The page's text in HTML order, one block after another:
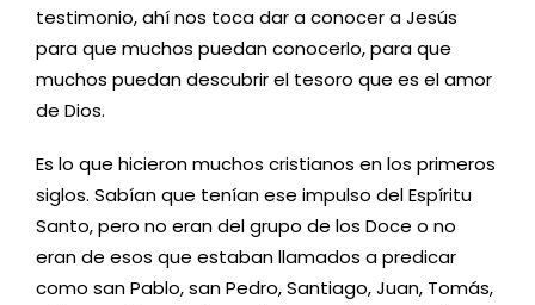
testimonio, ahí nos toca dar a conocer a Jesús
para que muchos puedan conocerlo, para que
muchos puedan descubrir el tesoro que es el amor
de Dios.
Es lo que hicieron muchos cristianos en los primeros
siglos. Sabían que tenían ese impulso del Espíritu
Santo, pero no eran del grupo de los Doce o no
eran de esos que estaban llamados a predicar
como san Pablo, san Pedro, Santiago, Juan, Tomás,